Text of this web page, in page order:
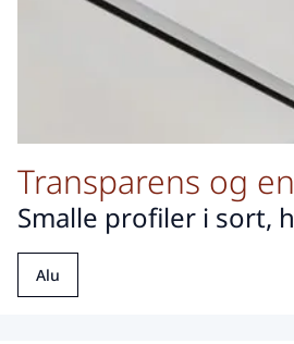
Transparens og
Smalle profiler i sort,
Alu